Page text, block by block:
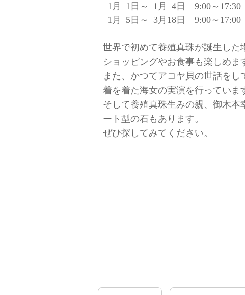
1月 1日～ 1月
4日 9:00～17:30
1月 5日～ 3月18日 9:00～17:00
世界で初めて養殖真珠が誕生した
ショッピングやお食事も楽しめま
また、かつてアコヤ貝の世話を
着を着た海女の実演を行っていま
そして養殖真珠生みの親、御木
ート型の石もあります。
ぜひ探してみてください。